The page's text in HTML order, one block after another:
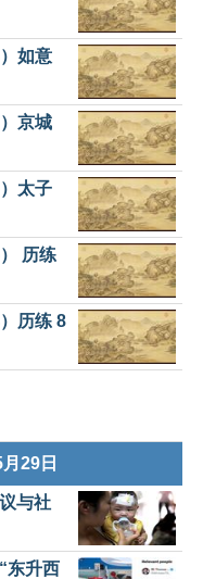
如意
京城
太子
历练
历练 8
29日
与社
东升西